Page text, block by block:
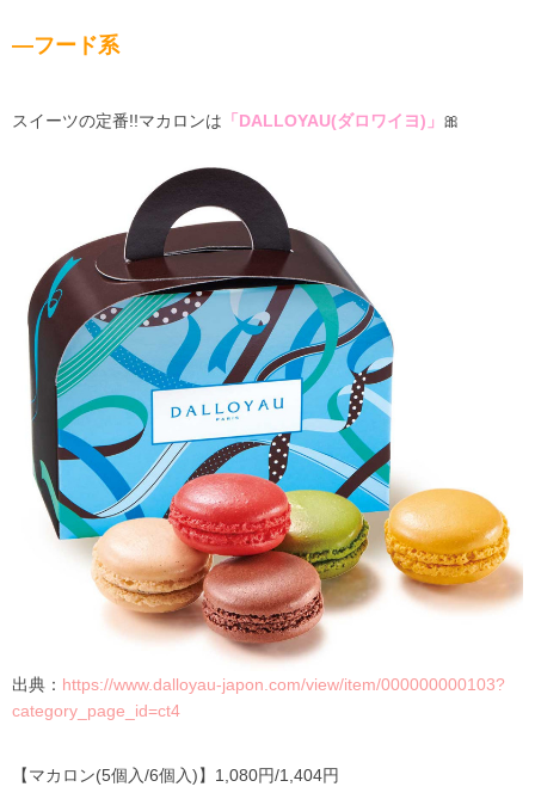
―フード系
スイーツの定番!!マカロンは 「DALLOYAU(ダロワイヨ)」 🎀
出典： https://www.dalloyau-japon.com/view/item/000000000103?
category_page_id=ct4
【マカロン(5個入/6個入)】1,080円/1,404円